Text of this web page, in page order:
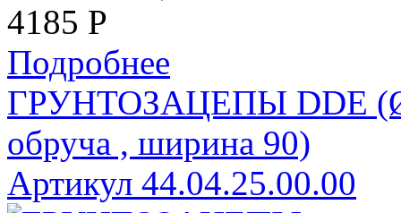
4185 Р
Подробнее
ГРУНТОЗАЦЕПЫ DDE
обруча , ширина 90)
Артикул 44.04.25.00.00